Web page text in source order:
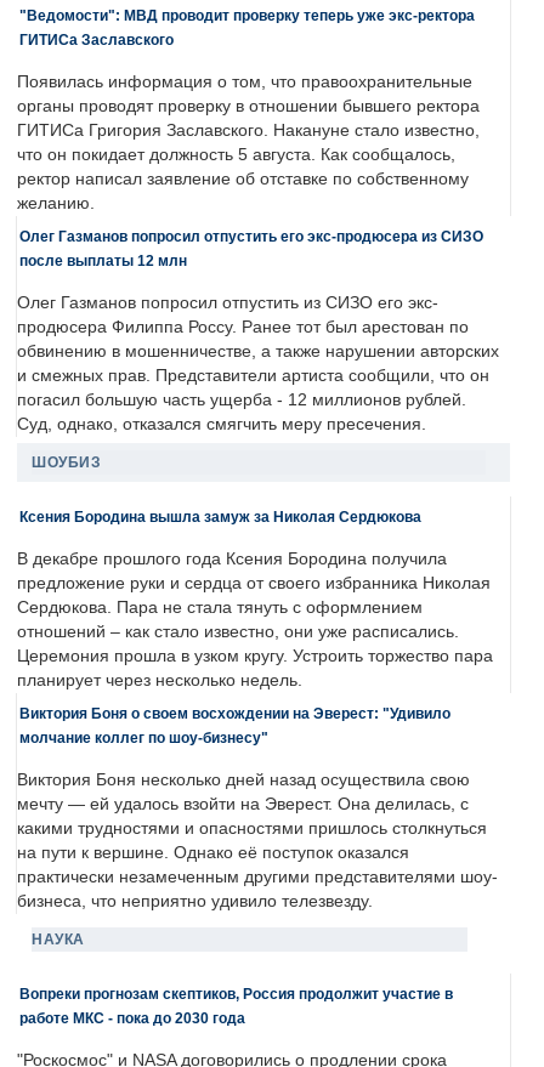
"Ведомости": МВД проводит проверку теперь уже экс-ректора
ГИТИСа Заславского
Появилась информация о том, что правоохранительные
органы проводят проверку в отношении бывшего ректора
ГИТИСа Григория Заславского. Накануне стало известно,
что он покидает должность 5 августа. Как сообщалось,
ректор написал заявление об отставке по собственному
желанию.
Олег Газманов попросил отпустить его экс-продюсера из СИЗО
после выплаты 12 млн
Олег Газманов попросил отпустить из СИЗО его экс-
продюсера Филиппа Россу. Ранее тот был арестован по
обвинению в мошенничестве, а также нарушении авторских
и смежных прав. Представители артиста сообщили, что он
погасил большую часть ущерба - 12 миллионов рублей.
Суд, однако, отказался смягчить меру пресечения.
ШОУБИЗ
Ксения Бородина вышла замуж за Николая Сердюкова
В декабре прошлого года Ксения Бородина получила
предложение руки и сердца от своего избранника Николая
Сердюкова. Пара не стала тянуть с оформлением
отношений – как стало известно, они уже расписались.
Церемония прошла в узком кругу. Устроить торжество пара
планирует через несколько недель.
Виктория Боня о своем восхождении на Эверест: "Удивило
молчание коллег по шоу-бизнесу"
Виктория Боня несколько дней назад осуществила свою
мечту — ей удалось взойти на Эверест. Она делилась, с
какими трудностями и опасностями пришлось столкнуться
на пути к вершине. Однако её поступок оказался
практически незамеченным другими представителями шоу-
бизнеса, что неприятно удивило телезвезду.
НАУКА
Вопреки прогнозам скептиков, Россия продолжит участие в
работе МКС - пока до 2030 года
"Роскосмос" и NASA договорились о продлении срока